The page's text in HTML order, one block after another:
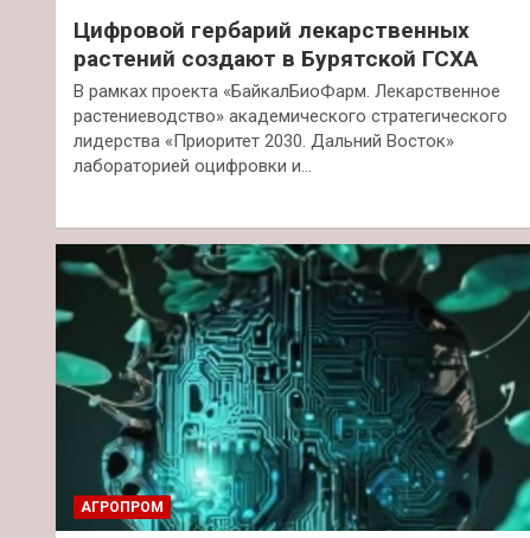
Цифровой гербарий лекарственных
растений создают в Бурятской ГСХА
В рамках проекта «БайкалБиоФарм. Лекарственное
растениеводство» академического стратегического
лидерства «Приоритет 2030. Дальний Восток»
лабораторией оцифровки и…
АГРОПРОМ